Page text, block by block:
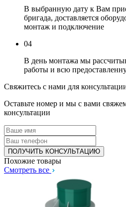
В выбранную дату к Вам
бригада, доставляется
монтаж и подключение
04
В день монтажа мы
работы и всю
Свяжитесь с нами для
Оставьте номер и мы с вами
консультации
Похожие товары
Смотреть все